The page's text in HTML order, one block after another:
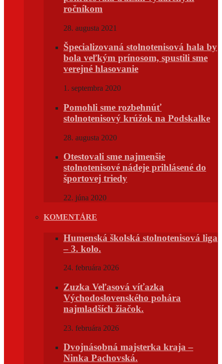
ročníkom
28. augusta 2021
Špecializovaná stolnotenisová hala by
bola veľkým prínosom, spustili sme
verejné hlasovanie
1. septembra 2020
Pomohli sme rozbehnúť
stolnotenisový krúžok na Podskalke
28. augusta 2020
Otestovali sme najmenšie
stolnotenisové nádeje prihlásené do
športovej triedy
22. júna 2020
KOMENTÁRE
Humenská školská stolnotenisová liga
– 3. kolo.
24. februára 2026
Zuzka Veľasová víťazka
Východoslovenského pohára
najmladších žiačok.
23. februára 2026
Dvojnásobná majsterka kraja –
Ninka Pachovská.